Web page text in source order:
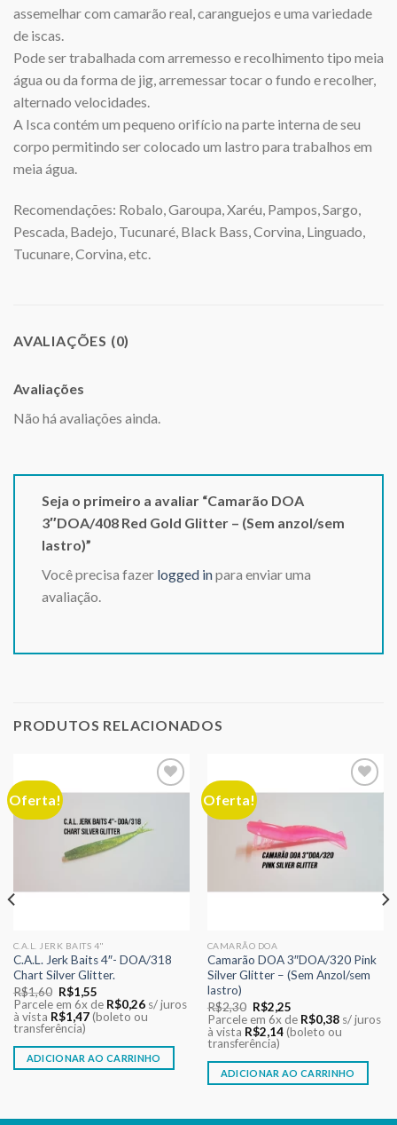
assemelhar com camarão real, caranguejos e uma variedade
de iscas.
Pode ser trabalhada com arremesso e recolhimento tipo meia
água ou da forma de jig, arremessar tocar o fundo e recolher,
alternado velocidades.
A Isca contém um pequeno orifício na parte interna de seu
corpo permitindo ser colocado um lastro para trabalhos em
meia água.
Recomendações: Robalo, Garoupa, Xaréu, Pampos, Sargo,
Pescada, Badejo, Tucunaré, Black Bass, Corvina, Linguado,
Tucunare, Corvina, etc.
AVALIAÇÕES (0)
Avaliações
Não há avaliações ainda.
Seja o primeiro a avaliar “Camarão DOA
3″DOA/408 Red Gold Glitter – (Sem anzol/sem
lastro)”
Você precisa fazer logged inpara enviar uma
avaliação.
PRODUTOS RELACIONADOS
Oferta!
desejos
C.A.L. JERK BAITS 4"
C.A.L. Jerk Baits 4″- DOA/318
Chart Silver Glitter.
R$1,60 O
preço
original
era:
R$1,60.
R$1,55O
preço
atual
é:
Parcele em 6x de R$0,26 s/ juros
à vista R$1,47 (boleto ou
transferência)
ADICIONAR AO CARRINHO
Oferta!
CAMARÃO DOA
Camarão DOA 3″DOA/320 Pink
Silver Glitter – (Sem Anzol/sem
lastro)
R$2,30 O
preço
original
era:
R$2,30.
R$2,25O
preço
atual
é:
Parcele em 6x de R$0,38 s/ juros
à vista R$2,14 (boleto ou
transferência)
ADICIONAR AO CARRINHO